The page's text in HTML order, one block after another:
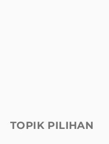
TOPIK PILIHAN